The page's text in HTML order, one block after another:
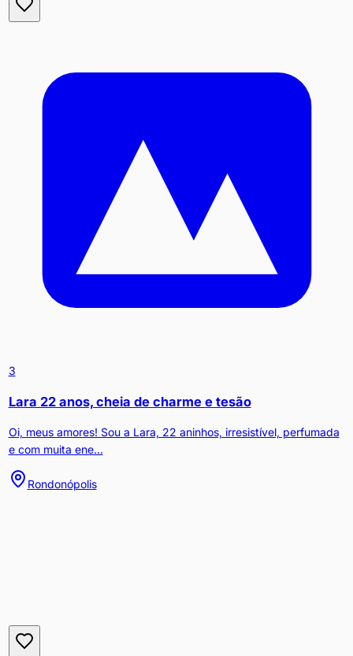
3
Lara 22 anos, cheia de charme e tesão
Oi, meus amores! Sou a Lara, 22 aninhos, irresistível, perfumada
e com muita ene...
Rondonópolis